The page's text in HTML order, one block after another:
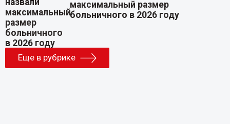
максимальный размер
больничного в 2026 году
Еще в рубрике